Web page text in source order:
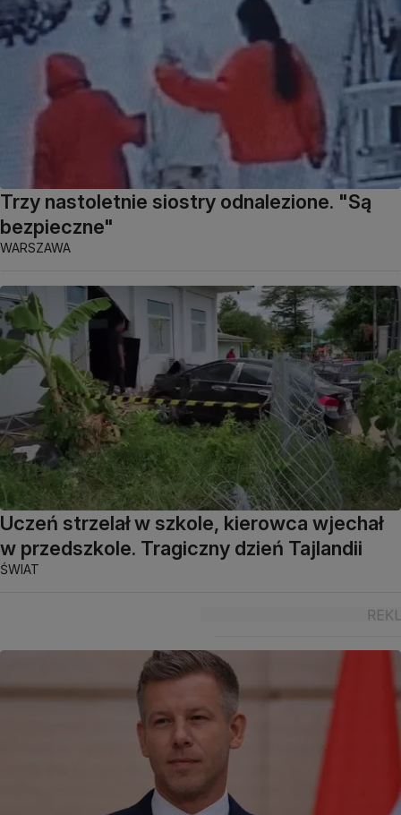
Trzy nastoletnie siostry odnalezione. "Są
bezpieczne"
WARSZAWA
Uczeń strzelał w szkole, kierowca wjechał
w przedszkole. Tragiczny dzień Tajlandii
ŚWIAT